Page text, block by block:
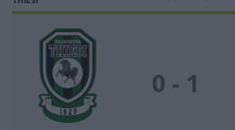
0 - 1